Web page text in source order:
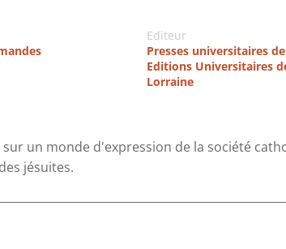
Editeur
Presses universitaires
Editions Universitaires
Lorraine
un monde d'expression de la société
jésuites.